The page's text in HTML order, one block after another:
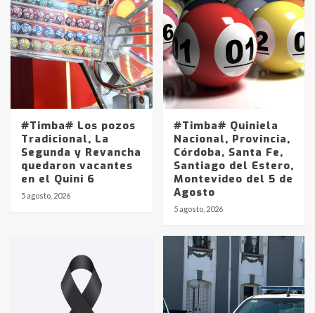
#Timba# Los pozos
Tradicional, La
Segunda y Revancha
quedaron vacantes
en el Quini 6
5 agosto, 2026
#Timba# Quiniela
Nacional, Provincia,
Córdoba, Santa Fe,
Santiago del Estero,
Montevideo del 5 de
Agosto
5 agosto, 2026
Identidad de los adolescentes
pampeanos que fueron
en la mañana del lunes
Accidente en Ruta 5: falleció un
joven de Trenque Lauquen